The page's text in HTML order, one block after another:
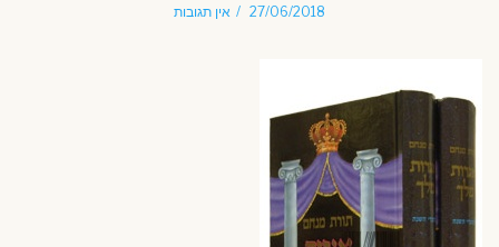
27/06/2018 אין תגובות